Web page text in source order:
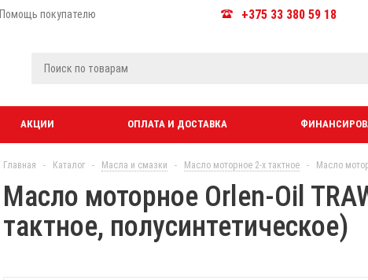
Помощь покупателю +375 33 380 59 18
АКЦИИ ОПЛАТА И ДОСТАВКА
Главная - Каталог - Масла и смазки - Масло моторное 2-х тактное - Масло
Масло моторное Orlen-Oil
тактное, полусинтетическое)